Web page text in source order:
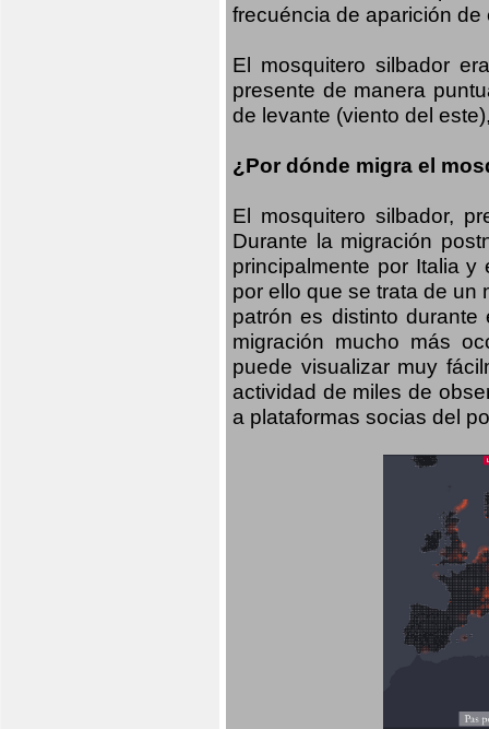
frecuéncia de aparición
El mosquitero silbador
presente de manera
de levante (viento del
¿Por dónde migra el
El mosquitero silbador,
Durante la migración
principalmente por Italia
por ello que se trata de un
patrón es distinto
migración mucho más
puede visualizar muy
actividad de miles de
a plataformas socias del